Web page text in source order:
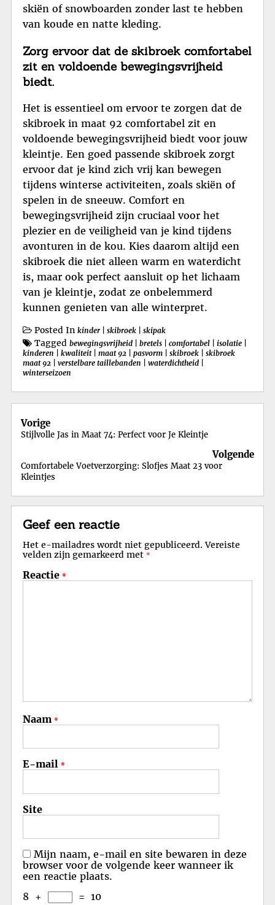
skiën of snowboarden zonder last te hebben
van koude en natte kleding.
Zorg ervoor dat de skibroek comfortabel
zit en voldoende bewegingsvrijheid
biedt.
Het is essentieel om ervoor te zorgen dat de
skibroek in maat 92 comfortabel zit en
voldoende bewegingsvrijheid biedt voor jouw
kleintje. Een goed passende skibroek zorgt
ervoor dat je kind zich vrij kan bewegen
tijdens winterse activiteiten, zoals skiën of
spelen in de sneeuw. Comfort en
bewegingsvrijheid zijn cruciaal voor het
plezier en de veiligheid van je kind tijdens
avonturen in de kou. Kies daarom altijd een
skibroek die niet alleen warm en waterdicht
is, maar ook perfect aansluit op het lichaam
van je kleintje, zodat ze onbelemmerd
kunnen genieten van alle winterpret.
Posted In kinder skibroek skipak
Tagged bewegingsvrijheid bretels comfortabel isolatie
kinderen
kwaliteit| maat 92 pasvorm skibroek
skibroek
maat 92
verstelbare taillebanden waterdichtheid
winterseizoen
Berichtnavigatie
Vorige
Stijlvolle Jas in Maat 74: Perfect voor Je Kleintje
Volgende
Comfortabele Voetverzorging: Slofjes Maat 23 voor
Kleintjes
Geef een reactie
Het e-mailadres wordt niet gepubliceerd. Vereiste
velden zijn gemarkeerd met *
Reactie *
Naam *
E-mail *
Site
Mijn naam, e-mail en site bewaren in deze
browser voor de volgende keer wanneer ik
een reactie plaats.
8 + = 10